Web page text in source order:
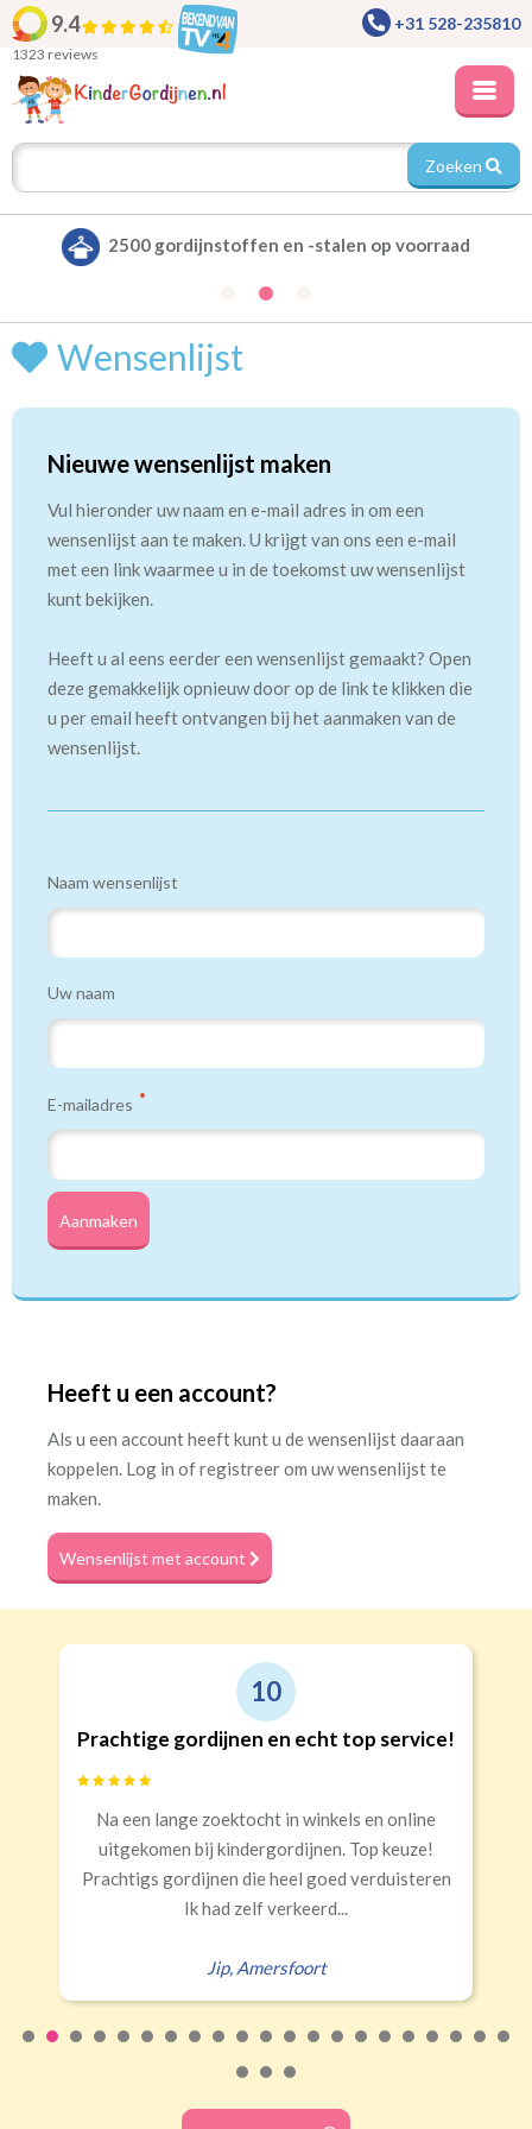
9.4
1323 reviews
+31 528-235810
Zoeken
2500 gordijnstoffen en -stalen op voorraad
Wensenlijst
Nieuwe wensenlijst maken
Vul hieronder uw naam en e-mail adres in om een
wensenlijst aan te maken. U krijgt van ons een e-mail
met een link waarmee u in de toekomst uw wensenlijst
kunt bekijken.
Heeft u al eens eerder een wensenlijst gemaakt? Open
deze gemakkelijk opnieuw door op de link te klikken die
u per email heeft ontvangen bij het aanmaken van de
wensenlijst.
Naam wensenlijst
Uw naam
E-mailadres
Aanmaken
Heeft u een account?
Als u een account heeft kunt u de wensenlijst daaraan
koppelen. Log in of registreer om uw wensenlijst te
maken.
Wensenlijst met account
10
Prachtige gordijnen en echt top service!
Na een lange zoektocht in winkels en online
uitgekomen bij kindergordijnen. Top keuze!
Prachtigs gordijnen die heel goed verduisteren
Ik had zelf verkeerd...
Jip, Amersfoort